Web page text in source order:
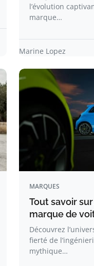
l’évolution
marque…
Marine Lopez
MARQUES
Tout savoir
marque de
Découvrez
fierté de
mythique…